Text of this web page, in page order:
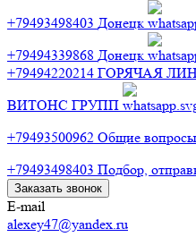
+79493498403 Донецк
+79494339868 Донецк
+79494220214 ГОРЯЧАЯ
ВИТОНС ГРУПП
+79493500962 Общие вопросы
+79493498403 Подбор,
Заказать звонок
E-mail
alexey47@yandex.ru